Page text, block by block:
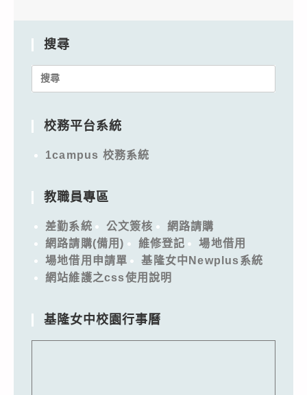
搜尋
Search
校務平台系統
1campus 校務系統
教職員專區
差勤系統 公文簽核
網路請購
網路請購(備用)
維修登記
場地借用
場地借用申請單
基隆女中Newplus系統
網站維護之css使用說明
基隆女中校園行事曆